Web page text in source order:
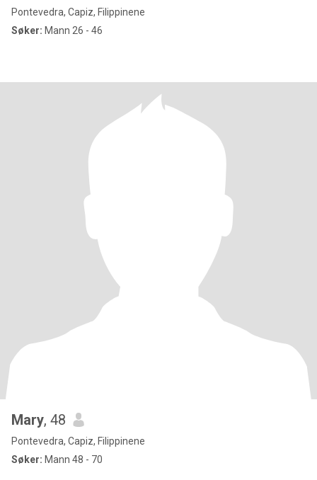
Pontevedra, Capiz, Filippinene
Søker: Mann 26 - 46
Mary, 48
Pontevedra, Capiz, Filippinene
Søker: Mann 48 - 70